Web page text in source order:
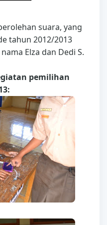
suara, yang
tahun 2012/2013
Elza dan Dedi S.
pemilihan